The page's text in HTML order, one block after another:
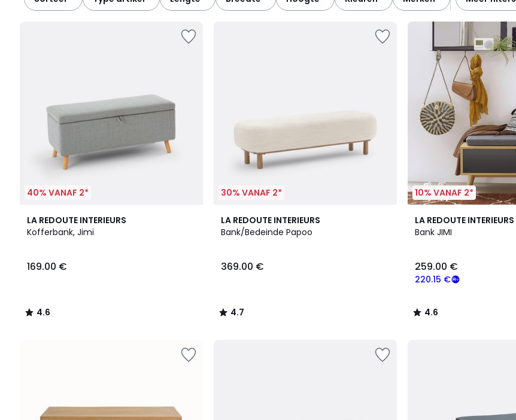
discreet aanpast aan jouw leven.
40% VANAF 2*
LA REDOUTE INTERIEURS
Kofferbank, Jimi
€.
169.00 €
4.6
/ 5
4.6
/
30% VANAF 2*
LA REDOUTE INTERIEURS
Bank/Bedeinde Papoo
369.00 €
4.7
/ 5
4.7
/
10% VANAF 2*
LA REDOUTE INTERIEURS
Bank JIMI
220.15 €
259.00 €
4.6
/ 5
4.6
/